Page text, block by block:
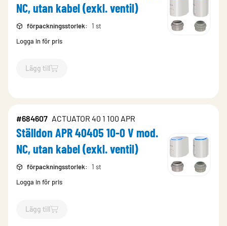
NC, utan kabel (exkl. ventil)
förpackningsstorlek:
1 st
Logga in för pris
Lägg till
`$Lägg till
#684607 ACTUATOR 40 1 100 APR
Ställdon APR 40405 10-0 V mod.
NC, utan kabel (exkl. ventil)
förpackningsstorlek:
1 st
Logga in för pris
Lägg till
`$Lägg till